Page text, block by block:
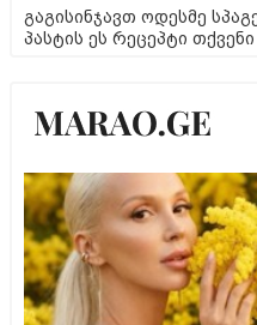
გაგისინჯავთ ოდესმე
პასტის ეს რეცეპტი